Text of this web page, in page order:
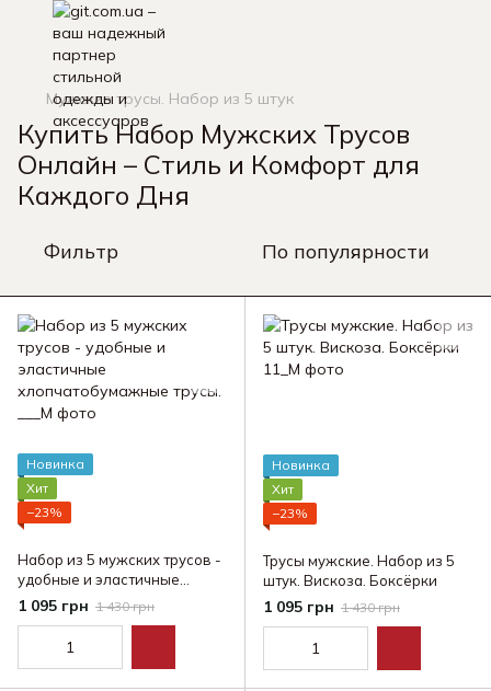
Мужские трусы. Набор из 5 штук
Купить Набор Мужских Трусов
Онлайн – Стиль и Комфорт для
Каждого Дня
Фильтр По популярности
Новинка
Хит
−23%
Набор из 5 мужских трусов -
удобные и эластичные
хлопчатобумажные трусы.
1 095 грн 1 430 грн
Новинка
Хит
−23%
Трусы мужские. Набор из 5
штук. Вискоза. Боксёрки
1 095 грн 1 430 грн